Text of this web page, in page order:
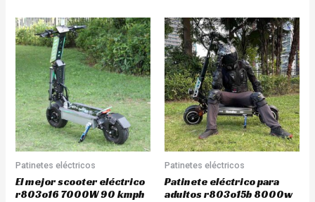
Patinetes eléctricos
El mejor scooter eléctrico
r803o16 7000W 90 kmph
Patinetes eléctricos
Patinete eléctrico para
adultos r803o15b 8000w